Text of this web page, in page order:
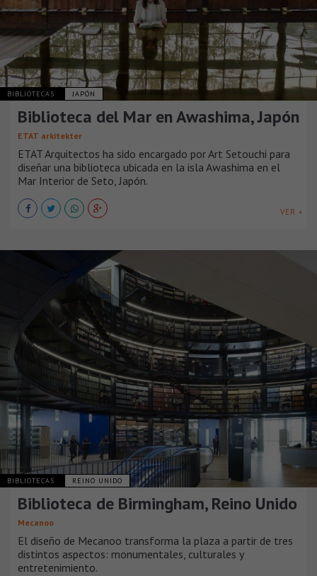
BIBLIOTECAS JAPÓN
Biblioteca del Mar en Awashima, Japón
ETAT arkitekter
ETAT Arquitectos ha sido encargado por Art Setouchi para
diseñar una biblioteca ubicada en la isla Awashima en el
Mar Interior de Seto, Japón.
VER +
BIBLIOTECAS REINO UNIDO
Biblioteca de Birmingham, Reino Unido
Mecanoo
El diseño de Mecanoo transforma la plaza a partir de tres
distintos aspectos: monumentales, culturales y
entretenimiento.